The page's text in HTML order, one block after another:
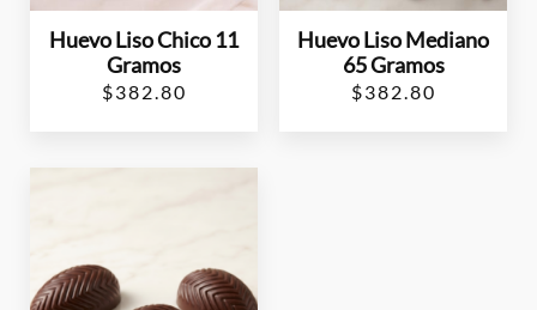
Huevo Liso Chico 11
Gramos
$382.80
Huevo Liso Mediano
65 Gramos
$382.80